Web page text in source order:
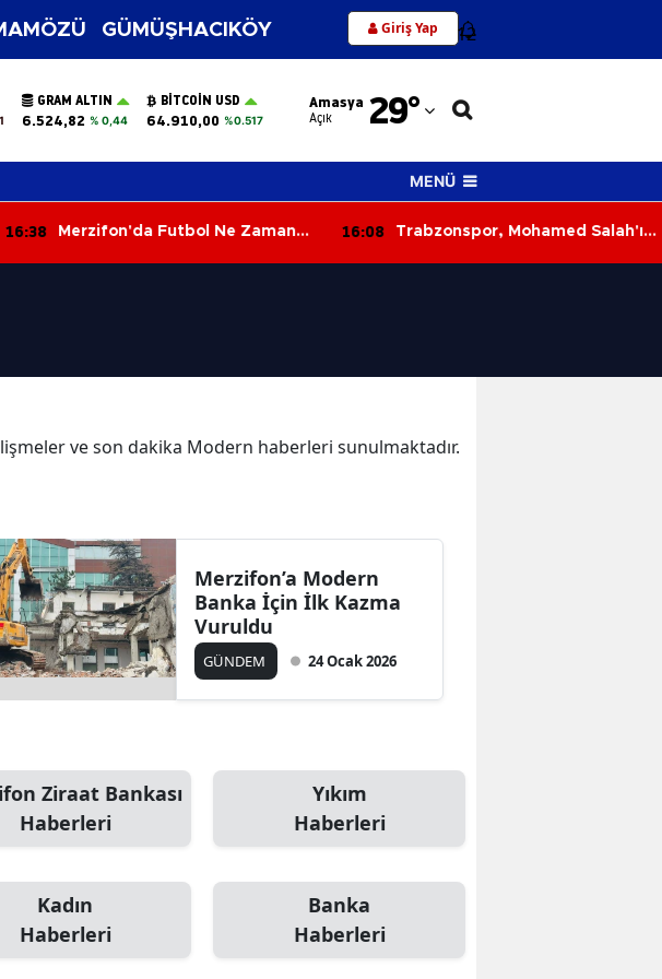
GÜMÜŞHACIKÖY Giriş Yap 12
GRAM ALTIN
6.524,82 % 0,44
BITCOIN USD
64.910,00 %0.517
Amasya
Açık 29°
Adana
Adıyaman
Ağrı
Amasya
Artvin
Bitlis
Çanakkale
Çankırı
Denizli
Diyarbakır
MENÜ
16:38
Merzifon'da Futbol Ne Zaman
16:08
Trabzonspor, Mohamed Salah'ın
ve son dakika Modern haberleri sunulmaktadır.
Merzifon’a Modern
Banka İçin İlk Kazma
Vuruldu
GÜNDEM 24 Ocak 2026
Ziraat Bankası
Haberleri
Yıkım
Haberleri
Kadın
Haberleri
Banka
Haberleri